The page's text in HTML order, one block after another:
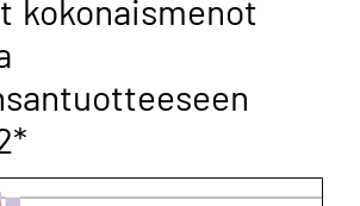
kokonaismenot